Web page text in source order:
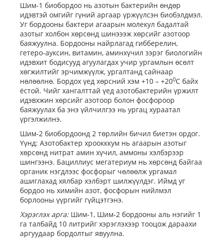
Шим-1 биобордоо нь азотын бактерийн өндөр
идэвтэй омгийг гүний аргаар үржүүлсэн биобэлдмэл.
Уг бордооны бактери агаарын молекул бадалтай
азотыг холбон хөрсөнд шинэээж хөрсийг азотоор
баяжуулна. Бордооны найрлагад гибберелин,
гетеро-ауксин, витамин, аминхүчил зэрэг биологийн
идэвхит бодисууд агуулагдах учир ургамлын өсөлт
хөгжилтийг эрчимжүүлж, ургалтанд сайнаар
нөлөөлнө. Бордох үед хөрсний хэм +10 – +200С байх
ёстой. Чийг хангалттай үед азотобактерийн үржилт
идэвхжин хөрсийг азотоор болон фосфороор
баяжуулах ба энэ үйлчилгээ нь ургац хураатал
үргэлжилнэ.
Шим-2 биобордоонд 2 төрлийн бичил биетэн ордог.
Үүнд: Азотобактер хроокккум нь агаарын азотыг
хөрсөнд нитрат амин хүчил, аммоны хэлбэрээр
шингээнэ. Бациллиус мегатериум нь хөрсөнд байгаа
органик нэгдлээс фосфорыг чөлөөлж ургамал
ашиглахад хялбар хэлбэрт шилжүүлдэг. Иймд уг
бордоо нь химийн азот, фосфорын нийлмэл
борлооны үүргийг гүйцэтгэнэ.
Хэрэглэх арга:Шим-1, Шим-2 бордооны аль нэгийг 1
га талбайд 10 литрийг хэрэглэхээр тооцож дараахи
аргуудаар бордолтыг явуулна.